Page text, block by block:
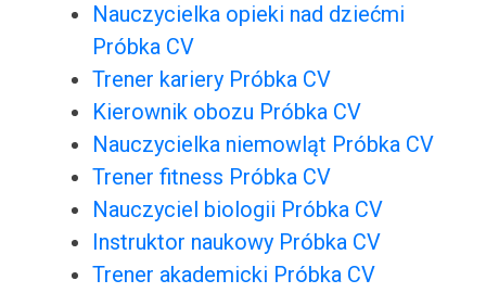
Nauczycielka opieki nad dziećmi
Próbka CV
Trener kariery Próbka CV
Kierownik obozu Próbka CV
Nauczycielka niemowląt Próbka CV
Trener fitness Próbka CV
Nauczyciel biologii Próbka CV
Instruktor naukowy Próbka CV
Trener akademicki Próbka CV